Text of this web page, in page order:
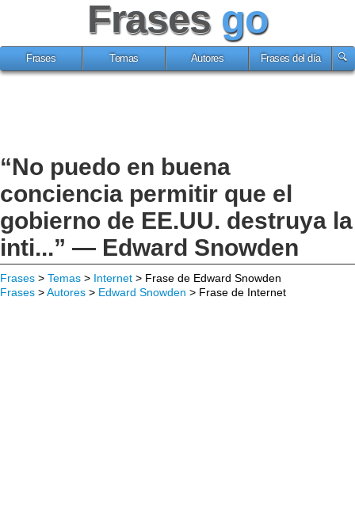
Frases go
Frases Temas Autores Frases del día
“No puedo en buena
conciencia permitir que el
gobierno de EE.UU. destruya la
inti...” — Edward Snowden
Frases > Temas > Internet > Frase de Edward Snowden
Frases >Autores > Edward Snowden > Frase de Internet